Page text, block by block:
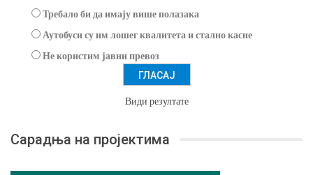
Требало би да имају више полазака
Аутобуси су им лошег квалитета и стално касне
Не користим јавни превоз
Види резултате
Сарадња на пројектима